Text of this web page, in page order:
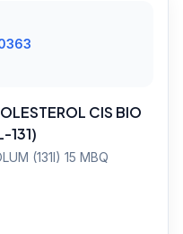
CIS BIO
131)
(131I) 15 MBQ